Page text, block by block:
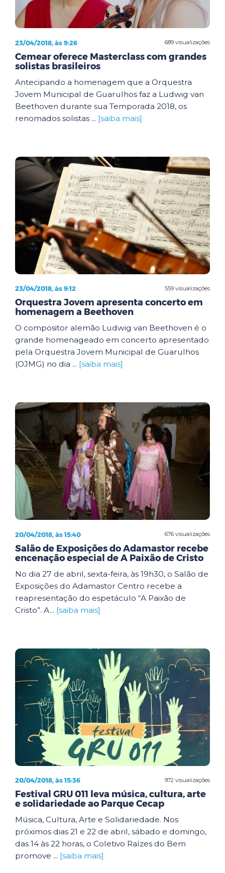
689 visualizações
23/04/2018, às 9:26
Cemear oferece Masterclass com grandes
solistas brasileiros
Antecipando a homenagem que a Orquestra
Jovem Municipal de Guarulhos faz a Ludwig van
Beethoven durante sua Temporada 2018, os
renomados solistas ... [saiba mais]
559 visualizações
23/04/2018, às 9:12
Orquestra Jovem apresenta concerto em
homenagem a Beethoven
O compositor alemão Ludwig van Beethoven é o
grande homenageado em concerto apresentado
pela Orquestra Jovem Municipal de Guarulhos
(OJMG) no dia ... [saiba mais]
676 visualizações
20/04/2018, às 15:40
Salão de Exposições do Adamastor recebe
encenação especial de A Paixão de Cristo
No dia 27 de abril, sexta-feira, às 19h30, o Salão de
Exposições do Adamastor Centro recebe a
reapresentação do espetáculo “A Paixão de
Cristo”. A... [saiba mais]
972 visualizações
20/04/2018, às 15:36
Festival GRU 011 leva música, cultura, arte
e solidariedade ao Parque Cecap
Música, Cultura, Arte e Solidariedade. Nos
próximos dias 21 e 22 de abril, sábado e domingo,
das 14 às 22 horas, o Coletivo Raízes do Bem
promove ... [saiba mais]